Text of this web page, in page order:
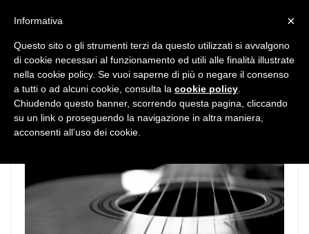
×
Informativa
Questo sito o gli strumenti terzi da questo utilizzati si avvalgono
di cookie necessari al funzionamento ed utili alle finalità illustrate
nella cookie policy. Se vuoi saperne di più o negare il consenso
a tutti o ad alcuni cookie, consulta la cookie policy
Chiudendo questo banner, scorrendo questa pagina, cliccando
su un link o proseguendo la navigazione in altra maniera,
acconsenti all’uso dei cookie.